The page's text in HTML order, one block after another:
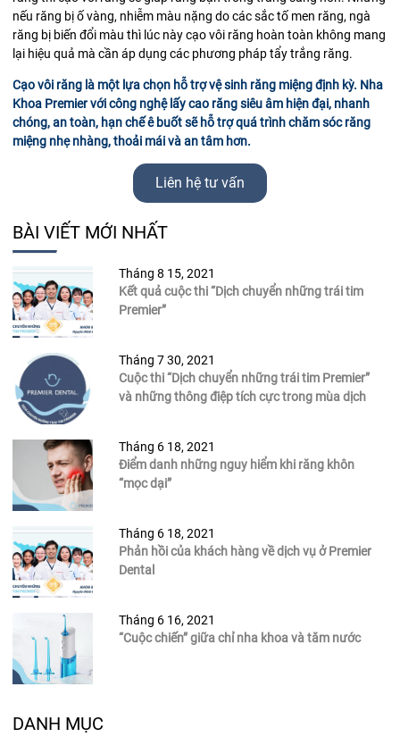
nếu răng bị ố vàng, nhiễm màu nặng do các sắc tố men răng, ngà
răng bị biến đổi màu thì lúc này cạo vôi răng hoàn toàn không mang
lại hiệu quả mà cần áp dụng các phương pháp tẩy trắng răng.
Cạo vôi răng là một lựa chọn hỗ trợ vệ sinh răng miệng định kỳ. Nha
Khoa Premier với công nghệ lấy cao răng siêu âm hiện đại, nhanh
chóng, an toàn, hạn chế ê buốt sẽ hỗ trợ quá trình chăm sóc răng
miệng nhẹ nhàng, thoải mái và an tâm hơn.
Liên hệ tư vấn
BÀI VIẾT MỚI NHẤT
Tháng 8 15, 2021
Kết quả cuộc thi “Dịch chuyển những trái tim
Premier”
Tháng 7 30, 2021
Cuộc thi “Dịch chuyển những trái tim Premier”
và những thông điệp tích cực trong mùa dịch
Tháng 6 18, 2021
Điểm danh những nguy hiểm khi răng khôn
“mọc dại”
Tháng 6 18, 2021
Phản hồi của khách hàng về dịch vụ ở Premier
Dental
Tháng 6 16, 2021
“Cuộc chiến” giữa chỉ nha khoa và tăm nước
DANH MỤC